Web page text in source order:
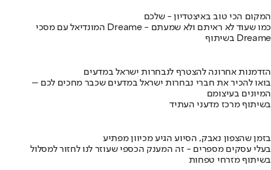
המקום הכי טוב באיצטדיון - שלכם
המונדיאל עם מסכי Dreame - כמו שעוד לא ראיתם ולא שמעתם
בשיתוף Dreame
הזדמנות אחרונה להצטרף לנבחרות ישראל במדעים
בואו להכיר את חברי נבחרות ישראל במדעים שכבר מחכים לכם –
המיונים בעיצומם
בשיתוף מרכז מדעני העתיד
בזמן שהצפון נאבק, הסיוע הגיע מכיוון מפתיע
בעלי עסקים מספרים - זה המענק הכספי שעוזר לנו לחזור למסלול
בשיתוף מזרחי טפחות